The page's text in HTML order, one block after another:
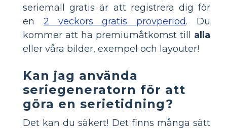
seriemall gratis är att registrera dig för
en 2 veckors gratis provperiod. Du
kommer att ha premiumåtkomst till alla
eller våra bilder, exempel och layouter!
Kan jag använda
seriegeneratorn för att
göra en serietidning?
Det kan du säkert! Det finns många sätt